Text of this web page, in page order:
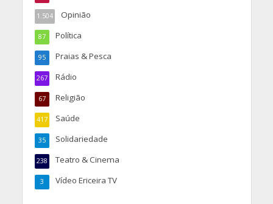
Opinião
1.504
Política
87
Praias & Pesca
95
Rádio
267
Religião
67
Saúde
417
Solidariedade
35
Teatro & Cinema
238
Vídeo Ericeira TV
3